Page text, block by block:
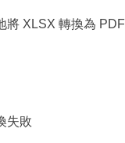
將 XLSX 轉換為 PDF
失敗